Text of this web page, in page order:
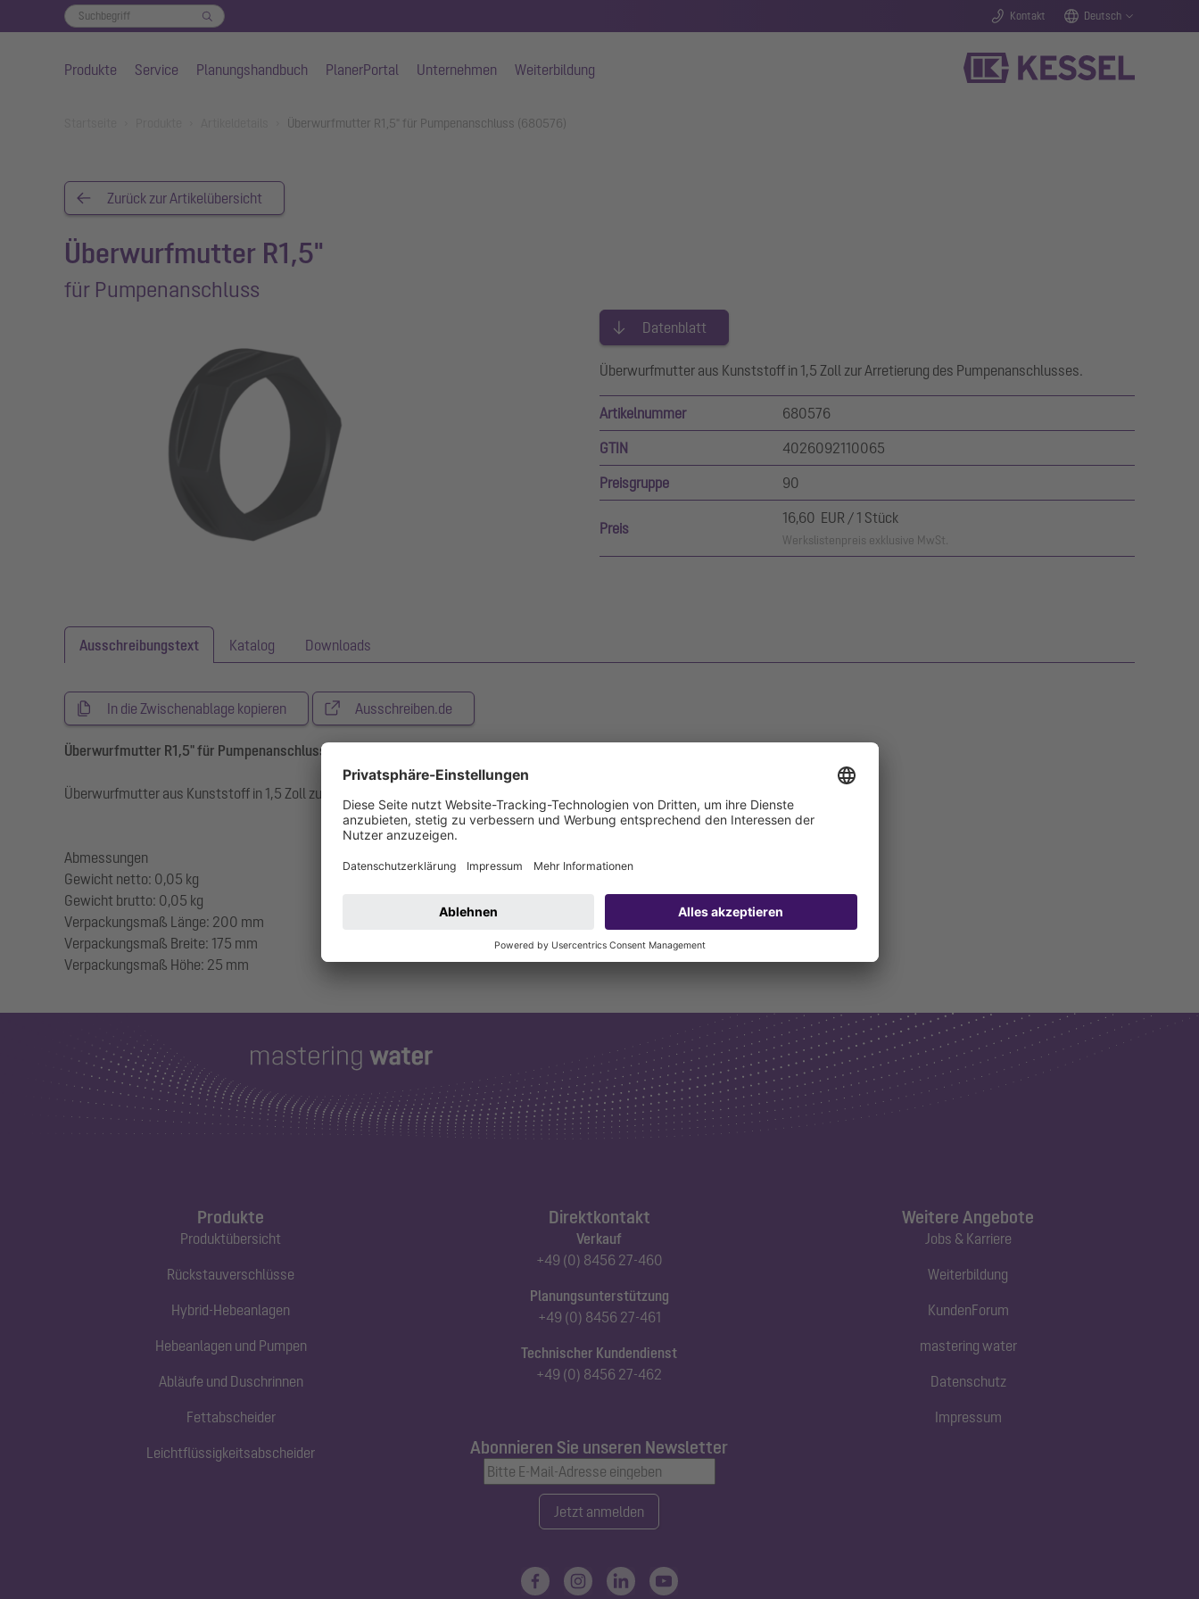
Kontakt Deutsch
Produkte Service Planungshandbuch PlanerPortal Unternehmen Weiterbildung
Überwurfmutter R1,5" für Pumpenanschluss (680576)
Zurück zur Artikelübersicht
Überwurfmutter R1,5"
für Pumpenanschluss
Datenblatt
Überwurfmutter aus Kunststoff in 1,5 Zoll zur Arretierung des Pumpenanschlusses.
Artikelnummer 680576
GTIN 4026092110065
Preisgruppe 90
Preis
16,60 EUR / 1 Stück
Werkslistenpreis exklusive MwSt.
Ausschreibungstext Katalog Downloads
In die Zwischenablage kopieren Ausschreiben.de
Überwurfmutter R1,5" für Pumpenanschluss
Überwurfmutter aus Kunststoff in 1,5 Zoll zur Arretierung des Pumpenanschlusses.
Abmessungen
Gewicht netto: 0,05 kg
Gewicht brutto: 0,05 kg
Verpackungsmaß Länge: 200 mm
Verpackungsmaß Breite: 175 mm
Produkte
Produktübersicht
Rückstauverschlüsse
Hybrid-Hebeanlagen
Hebeanlagen und Pumpen
Abläufe und Duschrinnen
Fettabscheider
Leichtflüssigkeitsabscheider
Direktkontakt
Verkauf
+49 (0) 8456 27-460
Planungsunterstützung
+49 (0) 8456 27-461
Technischer Kundendienst
+49 (0) 8456 27-462
Abonnieren Sie unseren Newsletter
Jetzt anmelden
Weitere Angebote
Jobs & Karriere
Weiterbildung
KundenForum
mastering water
Datenschutz
Impressum